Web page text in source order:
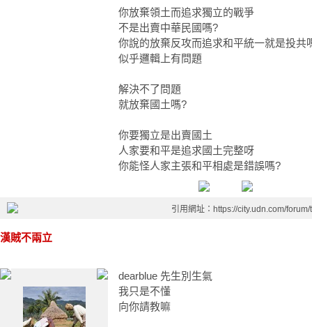
你放棄領土而追求獨立的戰爭
不是出賣中華民國嗎?
你說的放棄反攻而追求和平統一就是投共
似乎邏輯上有問題
解決不了問題
就放棄國土嗎?
你要獨立是出賣國土
人家要和平是追求國土完整呀
你能怪人家主張和平相處是錯誤嗎?
引用網址：https://city.udn.com/
漢賊不兩立
dearblue 先生別生氣
我只是不懂
向你請教嘛